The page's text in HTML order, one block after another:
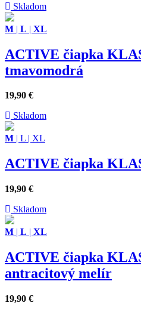
Skladom
M | L | XL
ACTIVE čiapka
tmavomodrá
19,90 €
Skladom
M | L | XL
ACTIVE čiapka
19,90 €
Skladom
M | L | XL
ACTIVE čiapka
antracitový melír
19,90 €